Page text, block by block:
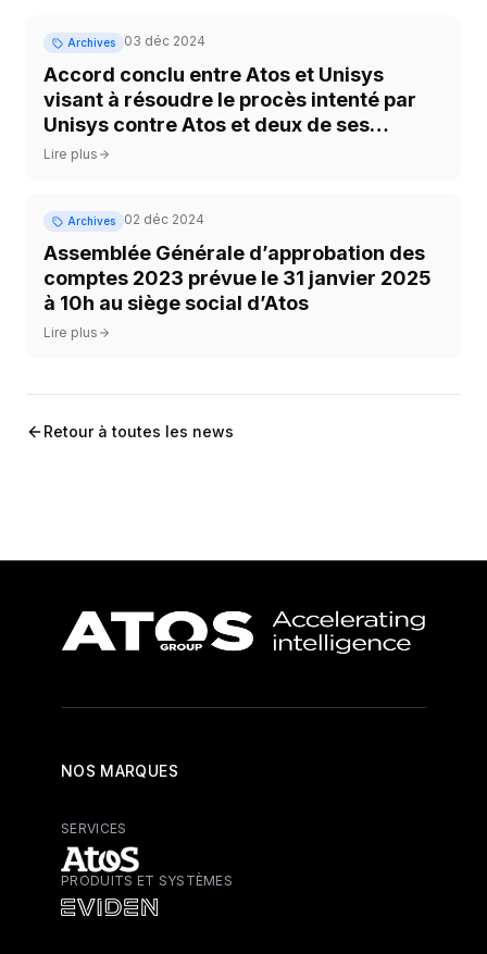
Archives 03 déc 2024
Accord conclu entre Atos et Unisys
visant à résoudre le procès intenté par
Unisys contre Atos et deux de ses
employés
Lire plus
Archives 02 déc 2024
Assemblée Générale d’approbation des
comptes 2023 prévue le 31 janvier 2025
à 10h au siège social d’Atos
Lire plus
Retour à toutes les news
NOS MARQUES
SERVICES
Atos - Services
PRODUITS ET SYSTÈMES